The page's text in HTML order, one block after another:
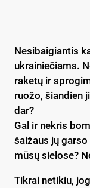
Nesibaigiantis
ukrainiečiams.
raketų ir
ruožo, šiandien
dar?
Gal ir nekris
šaižaus jų
mūsų sielose?
Tikrai netikiu,